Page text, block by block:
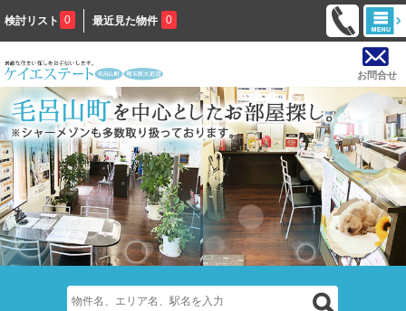
検討リスト 0 最近見た物件 0
お問合せ